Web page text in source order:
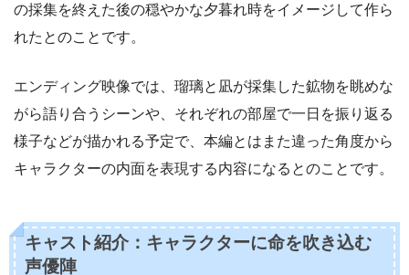
の採集を終えた後の穏やかな夕暮れ時をイメージして作ら
れたとのことです。
エンディング映像では、瑠璃と凪が採集した鉱物を眺めな
がら語り合うシーンや、それぞれの部屋で一日を振り返る
様子などが描かれる予定で、本編とはまた違った角度から
キャラクターの内面を表現する内容になるとのことです。
キャスト紹介：キャラクターに命を吹き込む
声優陣